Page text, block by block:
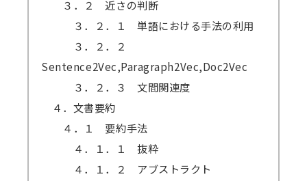
３．２ 近さの判断
３．２．１ 単語における手法の利用
３．２．２
Sentence2Vec,Paragraph2Vec,Doc2Vec
３．２．３ 文間関連度
４．文書要約
４．１ 要約手法
４．１．１ 抜粋
４．１．２ アブストラクト